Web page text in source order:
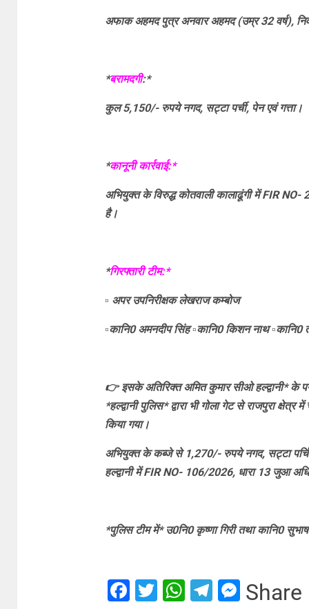
अफाक अहमद पुत्र अनवार अहमद (उम्र 32 वर्ष),
*बरामदगी:*
कुल 5,150/- रुपये नगद, सट्टा पर्ची, पेन एवं गत्ता।
*कानूनी कार्रवाई:*
अभियुक्त के विरुद्ध कोतवाली कालाढूंगी में FIR
है।
*गिरफ्तारी टीम:*
▫️ अपर उपनिरीक्षक लेखराज कम्बोज
▫️कानि0 अमनदीप सिंह ▫️कानि0 किशन नाथ ▫️कानि0
👉 इसके अतिरिक्त अमित कुमार सीओ हल्द्वानी* के
*हल्द्वानी पुलिस* द्वारा भी गोला गेट से राजपुरा
किया गया।
अभियुक्त के कब्जे से 1,270/- रुपये नगद, सट्टा
हल्द्वानी में FIR NO- 106/2026, धारा 13 जुआ
*पुलिस टीम में* उ0नि0 कृष्णा गिरी तथा कानि0
Facebook
Twitter
WhatsApp
Telegram
Share